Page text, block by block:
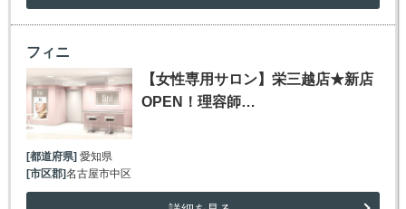
フィニ
【女性専用サロン】栄三越店★新店
OPEN！理容師…
[都道府県]愛知県
[市区郡]名古屋市中区